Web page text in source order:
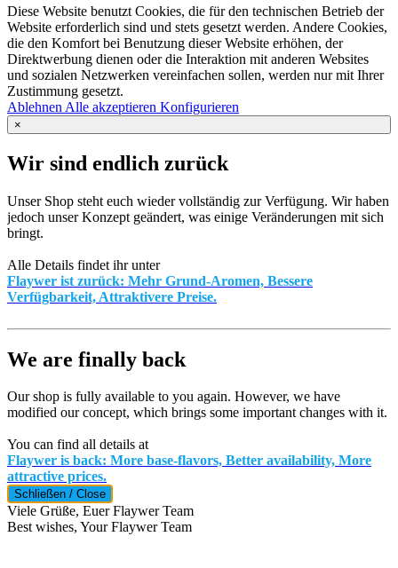
Diese Website benutzt Cookies, die für den technischen Betrieb der
Website erforderlich sind und stets gesetzt werden. Andere Cookies,
die den Komfort bei Benutzung dieser Website erhöhen, der
Direktwerbung dienen oder die Interaktion mit anderen Websites
und sozialen Netzwerken vereinfachen sollen, werden nur mit Ihrer
Zustimmung gesetzt.
Ablehnen Alle akzeptieren Konfigurieren
×
Wir sind endlich zurück
Unser Shop steht euch wieder vollständig zur Verfügung. Wir haben
jedoch unser Konzept geändert, was einige Veränderungen mit sich
bringt.
Alle Details findet ihr unter
Flaywer ist zurück: Mehr Grund-Aromen, Bessere
Verfügbarkeit, Attraktivere Preise.
We are finally back
Our shop is fully available to you again. However, we have
modified our concept, which brings some important changes with it.
You can find all details at
Flaywer is back: More base-flavors, Better availability, More
attractive prices.
Schließen / Close
Viele Grüße, Euer Flaywer Team
Best wishes, Your Flaywer Team